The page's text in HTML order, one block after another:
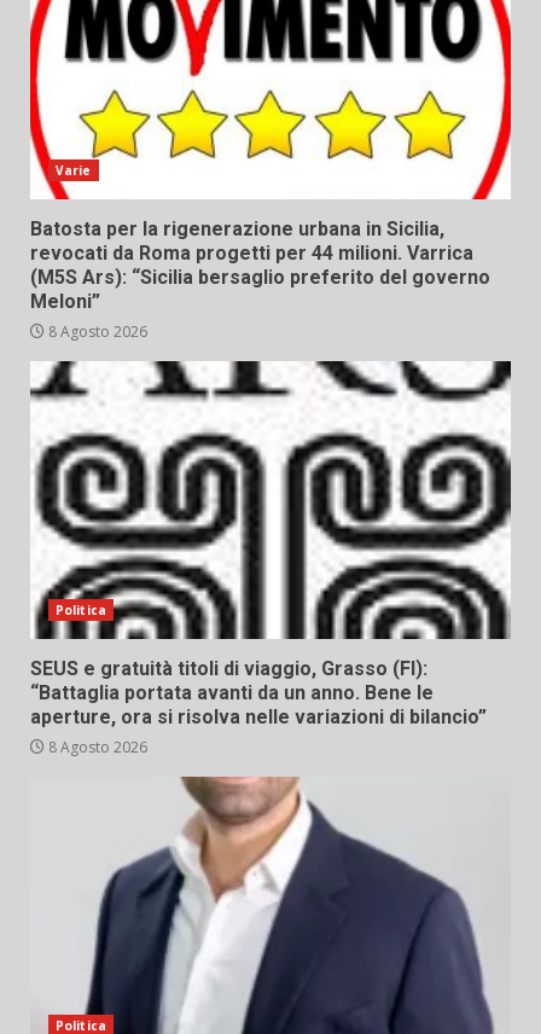
Varie
Batosta per la rigenerazione urbana in Sicilia,
revocati da Roma progetti per 44 milioni. Varrica
(M5S Ars): “Sicilia bersaglio preferito del governo
Meloni”
8 Agosto 2026
Politica
SEUS e gratuità titoli di viaggio, Grasso (FI):
“Battaglia portata avanti da un anno. Bene le
aperture, ora si risolva nelle variazioni di bilancio”
8 Agosto 2026
Politica